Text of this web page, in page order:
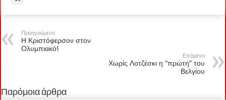
Προηγούμενο
Η Κριστόφερσον στον
Ολυμπιακό!
Επόμενο
Χωρίς Λοτζέσκι η “πρώτη” του
Βελγίου
Παρόμοια άρθρα